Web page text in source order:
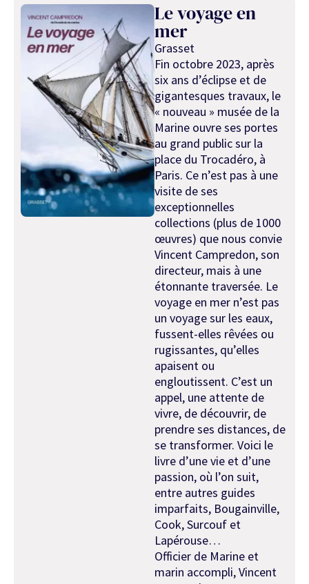
Le voyage en
mer
Grasset
Fin octobre 2023, après
six ans d’éclipse et de
gigantesques travaux, le
« nouveau » musée de la
Marine ouvre ses portes
au grand public sur la
place du Trocadéro, à
Paris. Ce n’est pas à une
visite de ses
exceptionnelles
collections (plus de 1000
œuvres) que nous convie
Vincent Campredon, son
directeur, mais à une
étonnante traversée. Le
voyage en mer n’est pas
un voyage sur les eaux,
fussent-elles rêvées ou
rugissantes, qu’elles
apaisent ou
engloutissent. C’est un
appel, une attente de
vivre, de découvrir, de
prendre ses distances, de
se transformer. Voici le
livre d’une vie et d’une
passion, où l’on suit,
entre autres guides
imparfaits, Bougainville,
Cook, Surcouf et
Lapérouse…
Officier de Marine et
marin accompli, Vincent